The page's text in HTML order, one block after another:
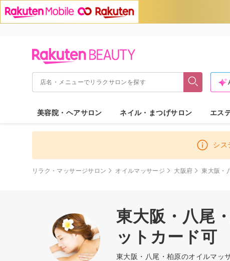
美容院・ヘアサロン ネイル・まつげサロン エス
シス
リラク・マッサージサロン オイルマッサージ 大阪府 東大阪・
東大阪・八尾
ットカード可
東大阪・八尾・柏原のオイルマッ